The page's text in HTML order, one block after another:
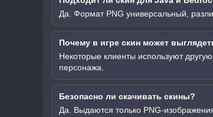
Да. Формат PNG универсальный,
Почему в игре скин может
Некоторые клиенты используют
персонажа.
Безопасно ли скачивать скины?
Да. Выдаются только PNG-